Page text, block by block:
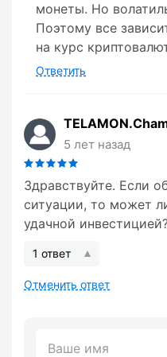
монеты. Но
Поэтому все
на курс
Ответить
5 лет назад
Здравствуйте. Если
ситуации, то может
удачной
Отменить ответ
1 ответ